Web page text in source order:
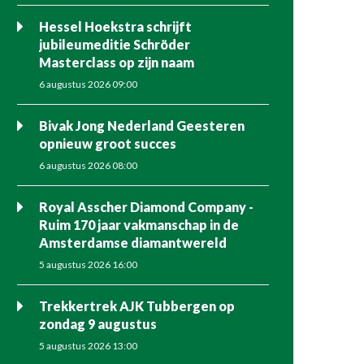
Hessel Hoekstra schrijft
jubileumeditie Schröder
Masterclass op zijn naam
6 augustus 2026 09:00
Bivak Jong Nederland Geesteren
opnieuw groot succes
6 augustus 2026 08:00
Royal Asscher Diamond Company -
Ruim 170 jaar vakmanschap in de
Amsterdamse diamantwereld
5 augustus 2026 16:00
Trekkertrek AJK Tubbergen op
zondag 9 augustus
5 augustus 2026 13:00